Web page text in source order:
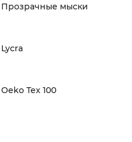
Прозрачные мыски
Lycra
Oeko Tex 100